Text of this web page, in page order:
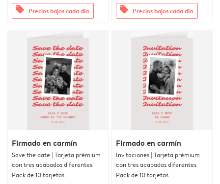
offers Precios bajos cada día offers Precios bajos cada día
Firmado en carmín
Save the date | Tarjeta prémium
con tres acabados diferentes
Pack de 10 tarjetas
Firmado en carmín
Invitaciones | Tarjeta prémium
con tres acabados diferentes
Pack de 10 tarjetas